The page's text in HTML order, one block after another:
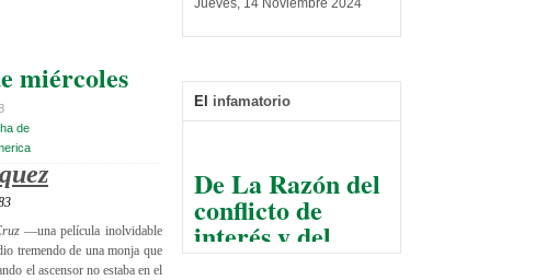
miércoles
de
—una película inolvidable
tremendo de una monja que
el ascensor no estaba en el
Leer Más...
tráfico de personas
taller de software estadístico en
la UMSA
Sábado, 14 Septiembre 2024
El infamatorio
De La Razón del
conflicto de
interés y del
razonable arte